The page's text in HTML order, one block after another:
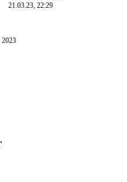
21.03.23, 22:29